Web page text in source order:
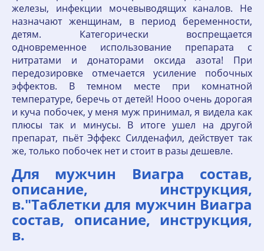
железы, инфекции мочевыводящих каналов. Не
назначают женщинам, в период беременности,
детям. Категорически воспрещается
одновременное использование препарата с
нитратами и донаторами оксида азота! При
передозировке отмечается усиление побочных
эффектов. В темном месте при комнатной
температуре, беречь от детей! Нооо очень дорогая
и куча побочек, у меня муж принимал, я видела как
плюсы так и минусы. В итоге ушел на другой
препарат, пьёт Эффекс Силденафил, действует так
же, только побочек нет и стоит в разы дешевле.
Для мужчин Виагра состав,
описание, инструкция,
в."Таблетки для мужчин Виагра
состав, описание, инструкция,
в.